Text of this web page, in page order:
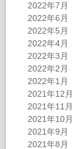
2022年7月
2022年6月
2022年5月
2022年4月
2022年3月
2022年2月
2022年1月
2021年12月
2021年11月
2021年10月
2021年9月
2021年8月